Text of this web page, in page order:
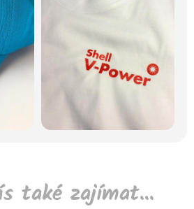
také zajímat...